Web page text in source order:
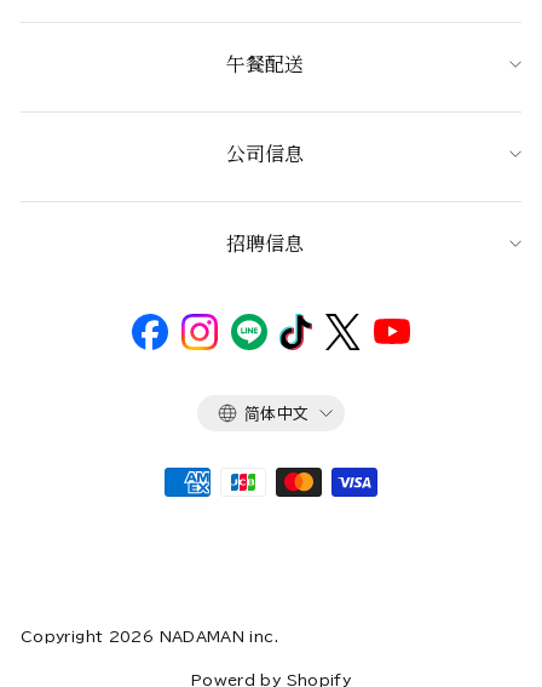
午餐配送
公司信息
招聘信息
语
简体中文
Copyright 2026 NADAMAN inc.
Powerd by Shopify